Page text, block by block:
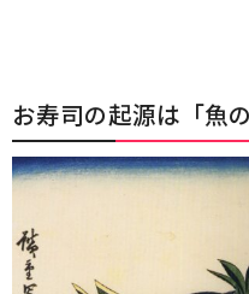
お寿司の起源は「魚の